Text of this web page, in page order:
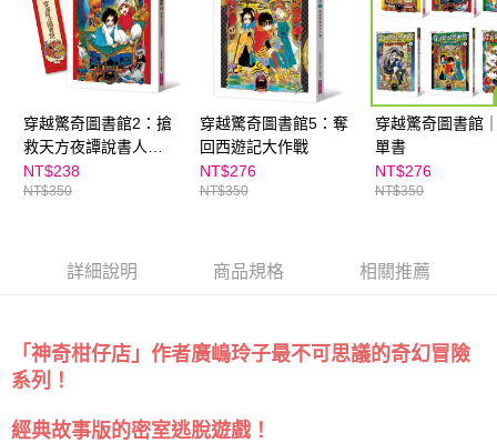
https://aftee.tw/terms/#terms3
３．未成年的使用者請事先徵得法定代理人或監護人之同意方可使用
「AFTEE先享後付」，若未經同意申辦者引起之損失，本公司不負相關責
任。
４．使用「AFTEE先享後付」時，將依據個別帳號之用戶狀況，依本公司即
時審查核予不同之上限額度；若仍有額度不足之情形，本公司將視審查結果
請求用戶進行身份認證。
５．嚴禁一人註冊多個帳號或使用他人資訊註冊。若發現惡意使用之情形，
恩沛科技股份有限公司將有權停止該用戶之使用額度並採取法律行動。
穿越驚奇圖書館2：搶
救天方夜譚說書人👉
APP限定優惠
NT$238
NT$350
穿越驚奇圖書館5：奪
回西遊記大作戰
NT$276
NT$350
穿越驚奇圖書館
單書
NT$276
NT$350
詳細說明 商品規格 相關推薦
「神奇柑仔店」作者廣嶋玲子最不可思議的奇幻冒險
系列！
經典故事版的密室逃脫遊戲！